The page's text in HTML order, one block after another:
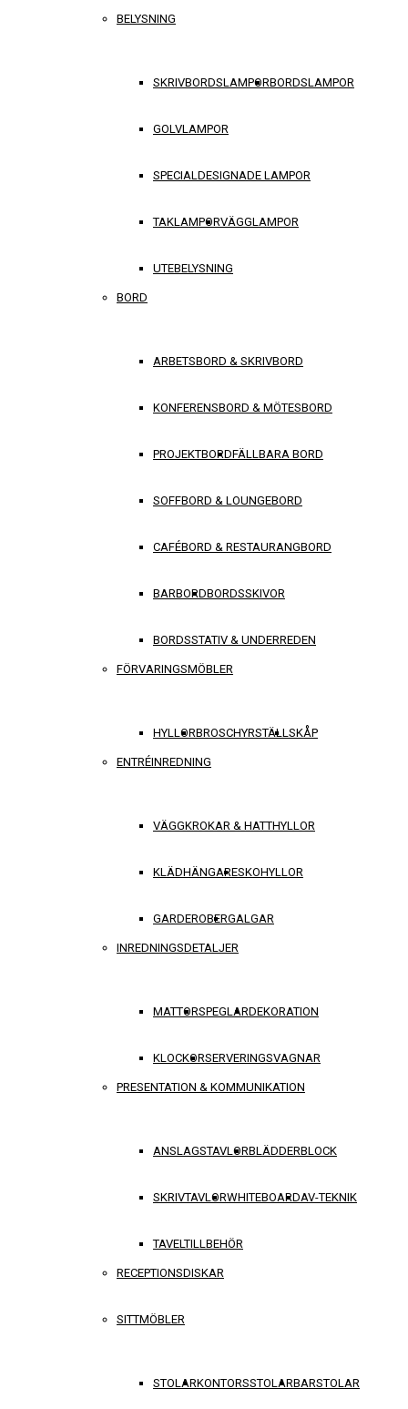
BELYSNING
SKRIVBORDSLAMPORBORDSLAMPOR
GOLVLAMPOR
SPECIALDESIGNADE LAMPOR
TAKLAMPORVÄGGLAMPOR
UTEBELYSNING
BORD
ARBETSBORD & SKRIVBORD
KONFERENSBORD & MÖTESBORD
PROJEKTBORDFÄLLBARA BORD
SOFFBORD & LOUNGEBORD
CAFÉBORD & RESTAURANGBORD
BARBORDBORDSSKIVOR
BORDSSTATIV & UNDERREDEN
FÖRVARINGSMÖBLER
HYLLORBROSCHYRSTÄLLSKÅP
ENTRÉINREDNING
VÄGGKROKAR & HATTHYLLOR
KLÄDHÄNGARESKOHYLLOR
GARDEROBERGALGAR
INREDNINGSDETALJER
MATTORSPEGLARDEKORATION
KLOCKORSERVERINGSVAGNAR
PRESENTATION & KOMMUNIKATION
ANSLAGSTAVLORBLÄDDERBLOCK
SKRIVTAVLORWHITEBOARDAV-TEKNIK
TAVELTILLBEHÖR
RECEPTIONSDISKAR
SITTMÖBLER
STOLARKONTORSSTOLARBARSTOLAR